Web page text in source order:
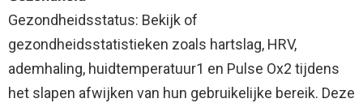
Gezondheidsstatus: Bekijk of
gezondheidsstatistieken zoals hartslag, HRV,
ademhaling, huidtemperatuur1 en Pulse Ox2 tijdens
het slapen afwijken van hun gebruikelijke bereik. Deze